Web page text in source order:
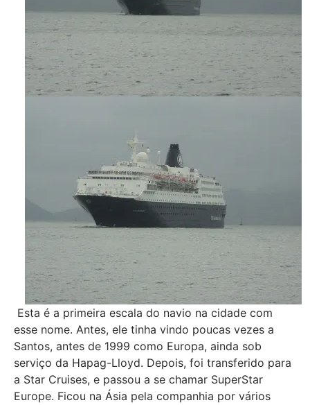
Esta é a primeira escala do navio na cidade com
esse nome. Antes, ele tinha vindo poucas vezes a
Santos, antes de 1999 como Europa, ainda sob
serviço da Hapag-Lloyd. Depois, foi transferido para
a Star Cruises, e passou a se chamar SuperStar
Europe. Ficou na Ásia pela companhia por vários